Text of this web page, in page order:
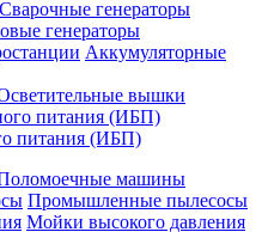
Сварочные генераторы
генераторы
Аккумуляторные
вышки
питания (ИБП)
машины
Промышленные пылесосы
Мойки высокого давления